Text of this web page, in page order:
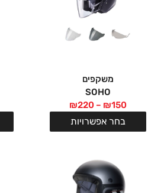
משקפים
SOHO
₪150
–
₪220
בחר אפשרויות